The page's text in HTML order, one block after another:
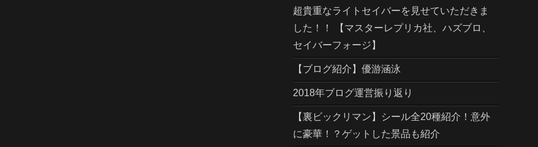
超貴重なライトセイバーを見せていただきま
した！！ 【マスターレプリカ社、ハズブロ、
セイバーフォージ】
【ブログ紹介】優游涵泳
2018年ブログ運営振り返り
【裏ビックリマン】シール全20種紹介！意外
に豪華！？ゲットした景品も紹介